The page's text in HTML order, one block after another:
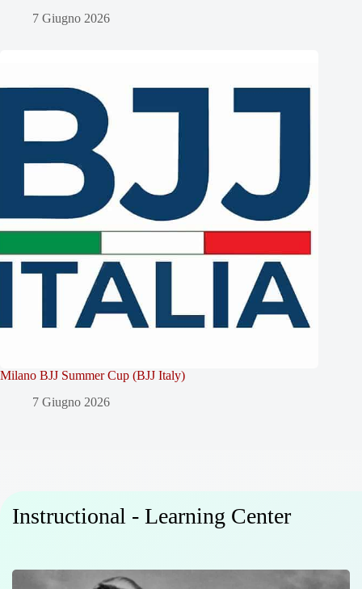
7 Giugno 2026
Milano BJJ Summer Cup (BJJ Italy)
7 Giugno 2026
Instructional - Learning Center